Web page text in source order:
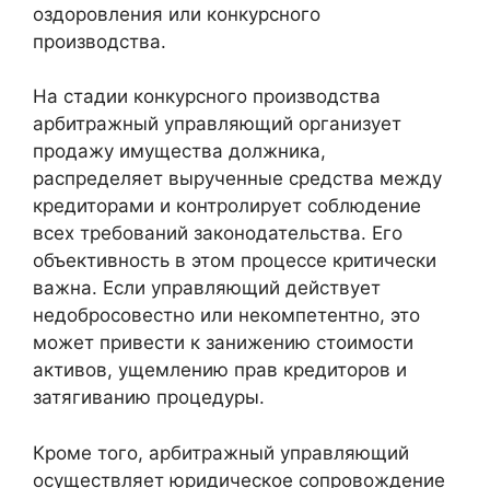
оздоровления или конкурсного
производства.
На стадии конкурсного производства
арбитражный управляющий организует
продажу имущества должника,
распределяет вырученные средства между
кредиторами и контролирует соблюдение
всех требований законодательства. Его
объективность в этом процессе критически
важна. Если управляющий действует
недобросовестно или некомпетентно, это
может привести к занижению стоимости
активов, ущемлению прав кредиторов и
затягиванию процедуры.
Кроме того, арбитражный управляющий
осуществляет юридическое сопровождение